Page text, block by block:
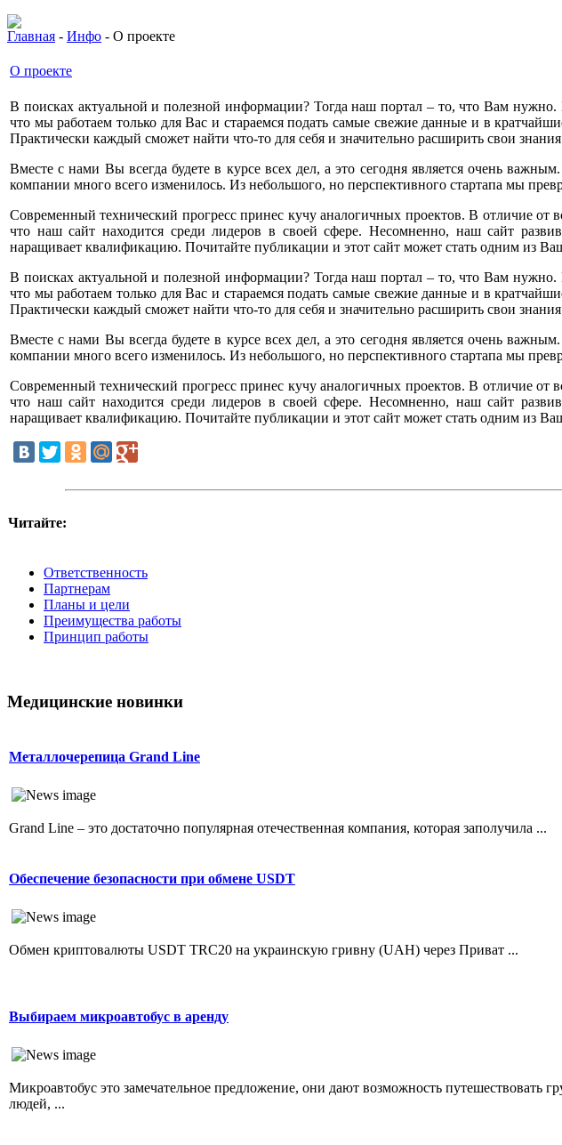
Главная - Инфо - О проекте
О проекте
В поисках актуальной и полезной информации? Тогда наш портал – то, что Вам
что мы работаем только для Вас и стараемся подать самые свежие данные и в
Практически каждый сможет найти что-то для себя и значительно расширить свои
Вместе с нами Вы всегда будете в курсе всех дел, а это сегодня является очень
компании много всего изменилось. Из небольшого, но перспективного стартапа мы
Современный технический прогресс принес кучу аналогичных проектов. В отличие от
что наш сайт находится среди лидеров в своей сфере. Несомненно, наш сайт
наращивает квалификацию. Почитайте публикации и этот сайт может стать одним из
В поисках актуальной и полезной информации? Тогда наш портал – то, что Вам
что мы работаем только для Вас и стараемся подать самые свежие данные и в
Практически каждый сможет найти что-то для себя и значительно расширить свои
Вместе с нами Вы всегда будете в курсе всех дел, а это сегодня является очень
компании много всего изменилось. Из небольшого, но перспективного стартапа мы
Современный технический прогресс принес кучу аналогичных проектов. В отличие от
что наш сайт находится среди лидеров в своей сфере. Несомненно, наш сайт
наращивает квалификацию. Почитайте публикации и этот сайт может стать одним из
Читайте:
Ответственность
Партнерам
Планы и цели
Преимущества работы
Принцип работы
Медицинские новинки
Металлочерепица Grand Line
Grand Line – это достаточно популярная отечественная компания, которая заполучила ...
Обеспечение безопасности при обмене USDT
Обмен криптовалюты USDT TRC20 на украинскую гривну (UAH) через Приват ...
Выбираем микроавтобус в аренду
Микроавтобус это замечательное предложение, они дают возможность путешествовать
людей, ...